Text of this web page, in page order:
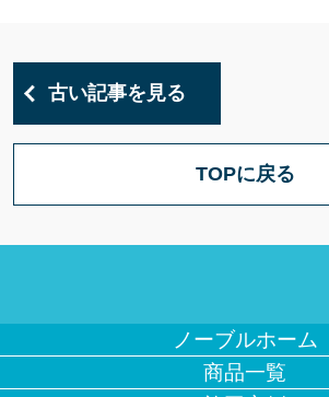
古い記事を見る
TOPに戻る
ノーブルホーム
商品一覧